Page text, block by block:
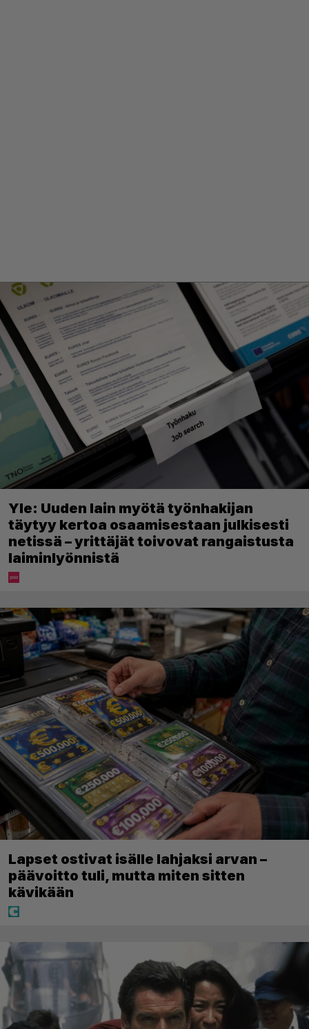
Yle: Uuden lain myötä työnhakijan
täytyy kertoa osaamisestaan julkisesti
netissä – yrittäjät toivovat rangaistusta
laiminlyönnistä
Lapset ostivat isälle lahjaksi arvan –
päävoitto tuli, mutta miten sitten
kävikään